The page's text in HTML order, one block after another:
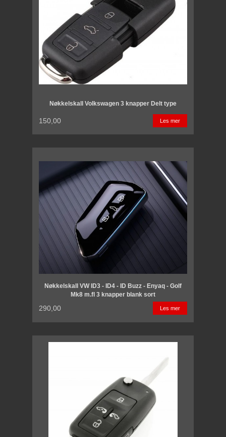
Nøkkelskall Volkswagen 3 knapper Delt type
150,00 Les mer
Nøkkelskall VW ID3 - ID4 - ID Buzz - Enyaq - Golf
Mk8 m.fl 3 knapper blank sort
290,00 Les mer